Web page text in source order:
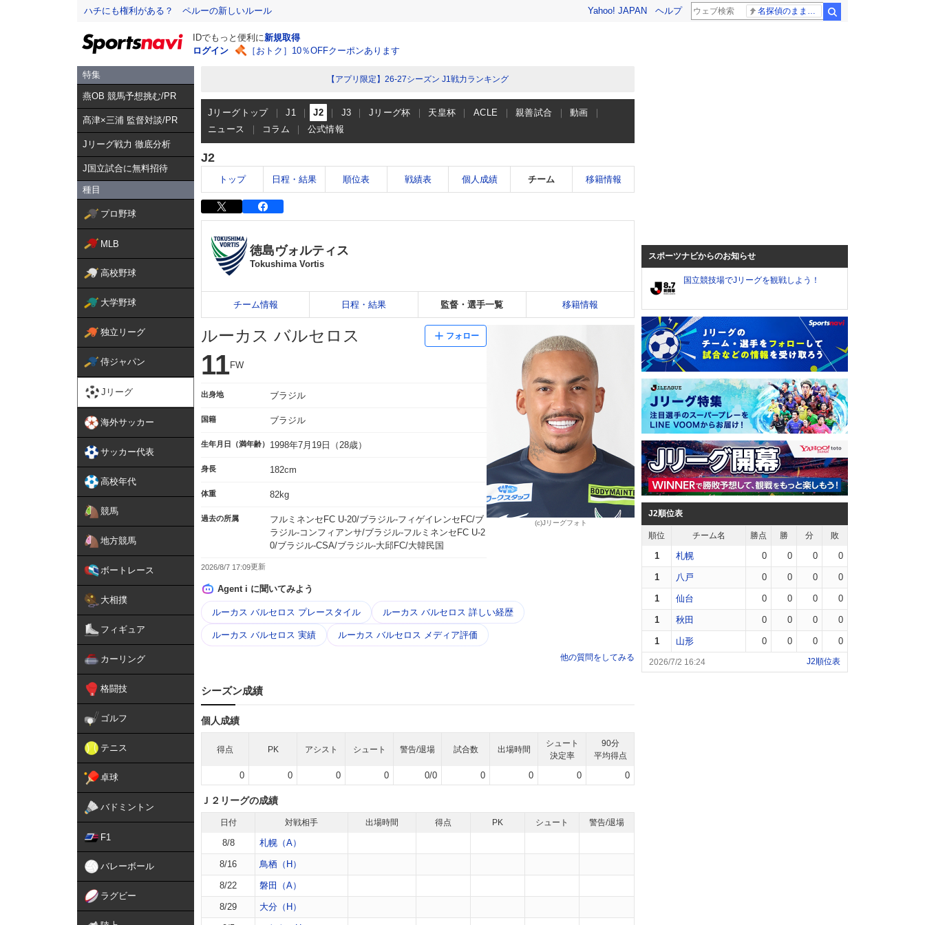
ハチにも権利がある？ ペルーの新しいルール Yahoo! JAPAN ヘルプ
IDでもっと便利に新規取得
ログイン
［おトク］10％OFFクーポンあります
特集
燕OB 競馬予想挑む/PR
髙津×三浦 監督対談/PR
Jリーグ戦力 徹底分析
J国立試合に無料招待
種目
プロ野球
MLB
高校野球
大学野球
独立リーグ
侍ジャパン
Jリーグ
海外サッカー
サッカー代表
高校年代
競馬
地方競馬
ボートレース
大相撲
フィギュア
カーリング
格闘技
ゴルフ
テニス
卓球
バドミントン
F1
バレーボール
ラグビー
【アプリ限定】26-27シーズン J1戦力ランキング
Jリーグトップ J1 J2 J3 Jリーグ杯 天皇杯 ACLE 親善試合
動画
ニュース
コラム 公式情報
J2
トップ 日程・結果 順位表 戦績表 個人成績 チーム 移籍情報
徳島ヴォルティス
Tokushima Vortis
チーム情報 日程・結果 監督・選手一覧 移籍情報
ルーカス バルセロス フォロー
11FW
出身地 ブラジル
国籍 ブラジル
生年月日（満年齢） 1998年7月19日（28歳）
身長 182cm
体重 82kg
過去の所属
フルミネンセFC U-20/ブラジル-フィゲイレンセFC/ブ
ラジル-コンフィアンサ/ブラジル-フルミネンセFC U-2
0/ブラジル-CSA/ブラジル-大邱FC/大韓民国
(c)Jリーグフォト
2026/8/7 17:09
Agent i に聞いてみよう
ルーカス バルセロス プレースタイル ルーカス バルセロス 詳しい経歴
ルーカス バルセロス 実績 ルーカス バルセロス メディア評価
他の質問をしてみる
シーズン成績
個人成績
得点 PK アシスト シュート 警告/退場 試合数 出場時間
シュート
決定率
90分
平均得点
0 0 0 0 0/0 0 0 0 0
Ｊ２リーグの成績
日付 対戦相手 出場時間 得点 PK シュート 警告/退場
8/8 札幌（A）
8/16 鳥栖（H）
8/22 磐田（A）
8/29 大分（H）
スポーツナビからのお知らせ
国立競技場でJリーグを観戦しよう！
J2順位表
順位 チーム名 勝点 勝 分 敗
1 札幌 0 0 0 0
1 八戸 0 0 0 0
1 仙台 0 0 0 0
1 秋田 0 0 0 0
1 山形 0 0 0 0
2026/7/2 16:24 J2順位表